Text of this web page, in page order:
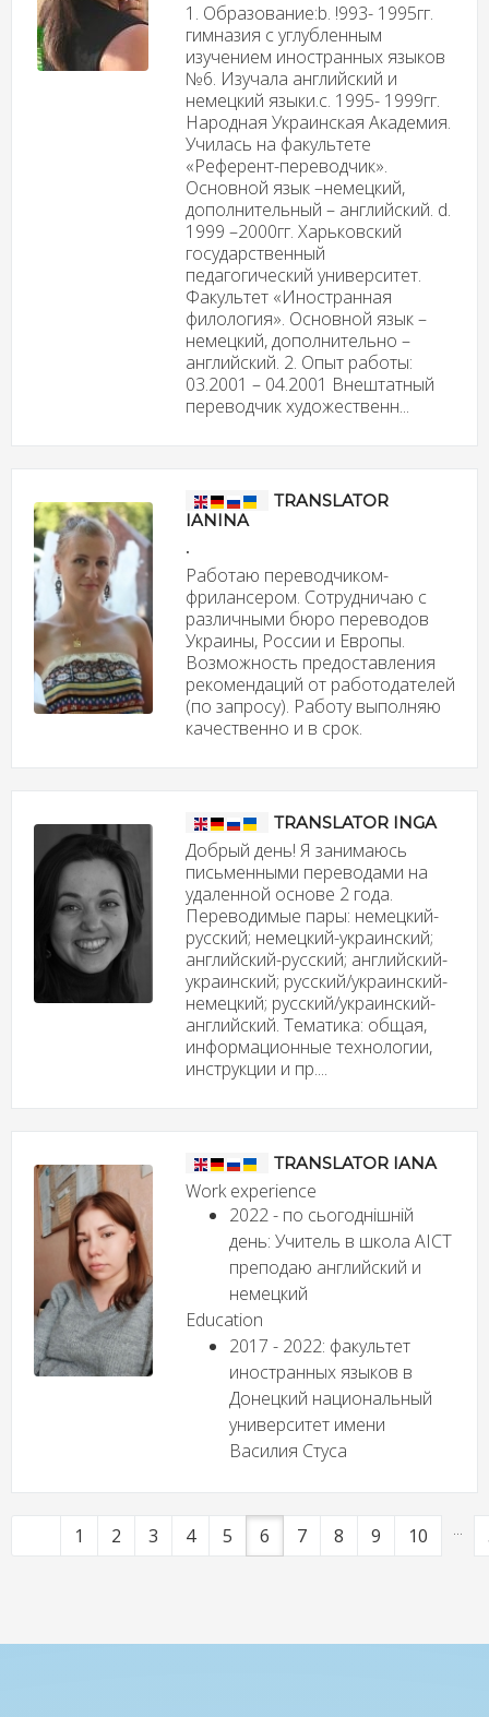
1. Образование:b. !993- 1995гг.
гимназия с углубленным
изучением иностранных языков
№6. Изучала английский и
немецкий языки.c. 1995- 1999гг.
Народная Украинская Академия.
Училась на факультете
«Референт-переводчик».
Основной язык –немецкий,
дополнительный – английский. d.
1999 –2000гг. Харьковский
государственный
педагогический университет.
Факультет «Иностранная
филология». Основной язык –
немецкий, дополнительно –
английский. 2. Опыт работы:
03.2001 – 04.2001 Внештатный
переводчик художественн...
TRANSLATOR
IANINA
.
Работаю переводчиком-
фрилансером. Сотрудничаю с
различными бюро переводов
Украины, России и Европы.
Возможность предоставления
рекомендаций от работодателей
(по запросу). Работу выполняю
качественно и в срок.
TRANSLATOR INGA
Добрый день! Я занимаюсь
письменными переводами на
удаленной основе 2 года.
Переводимые пары: немецкий-
русский; немецкий-украинский;
английский-русский; английский-
украинский; русский/украинский-
немецкий; русский/украинский-
английский. Тематика: общая,
информационные технологии,
инструкции и пр....
TRANSLATOR IANA
Work experience
2022 - по сьогоднішній
день: Учитель в школа АІСТ
преподаю английский и
немецкий
Education
2017 - 2022: факультет
иностранных языков в
Донецкий национальный
университет имени
Василия Стуса
1 2 3 4 5 6 7 8 9 10 ...